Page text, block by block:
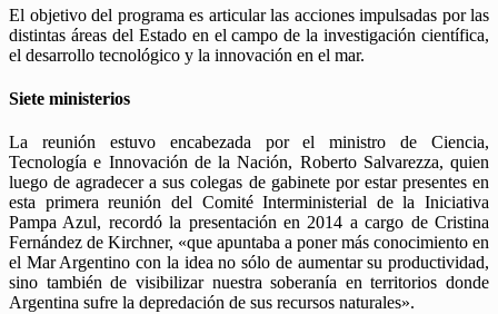
El objetivo del programa es articular las acciones impulsadas por las
distintas áreas del Estado en el campo de la investigación científica,
el desarrollo tecnológico y la innovación en el mar.
Siete ministerios
La reunión estuvo encabezada por el ministro de Ciencia,
Tecnología e Innovación de la Nación, Roberto Salvarezza, quien
luego de agradecer a sus colegas de gabinete por estar presentes en
esta primera reunión del Comité Interministerial de la Iniciativa
Pampa Azul, recordó la presentación en 2014 a cargo de Cristina
Fernández de Kirchner, «que apuntaba a poner más conocimiento en
el Mar Argentino con la idea no sólo de aumentar su productividad,
sino también de visibilizar nuestra soberanía en territorios donde
Argentina sufre la depredación de sus recursos naturales».